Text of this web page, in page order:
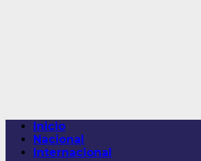
Menú
principal
Inicio
Nacional
Internacional